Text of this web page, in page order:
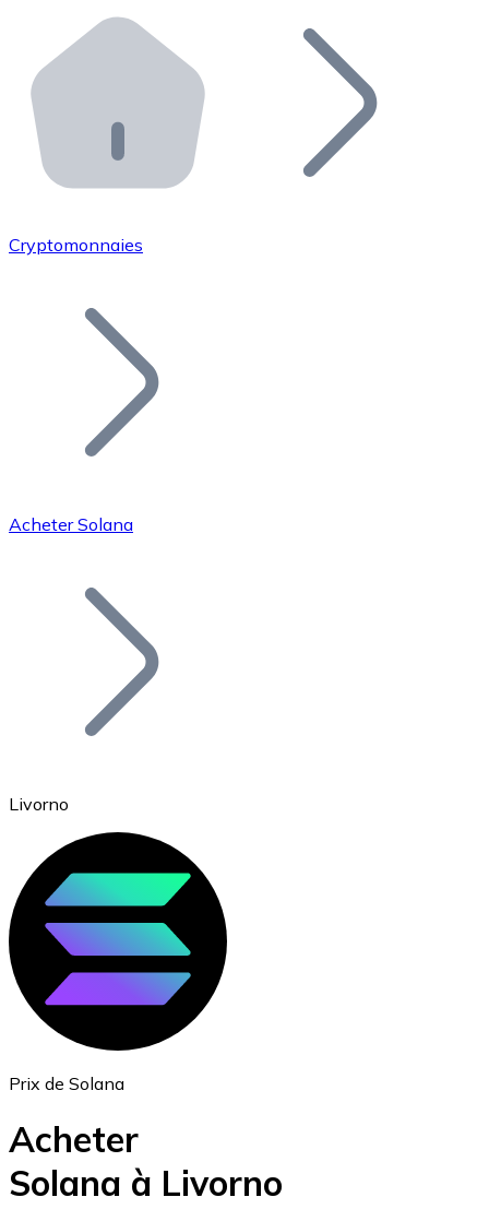
Distributeurs automatiques Bitnovo
Intégrez un ATM Bitnovo dans votre entreprise et
API Bitnovo
Intégrez notre API dans votre écosystème.
Rejoignez notre réseau de distributeurs et
Ajoutez le token de votre projet à notre service
Bitcoin
ETH
Cryptomonnaies
Acheter Solana
Livorno
Prix de Solana
Acheter
Solana à Livorno